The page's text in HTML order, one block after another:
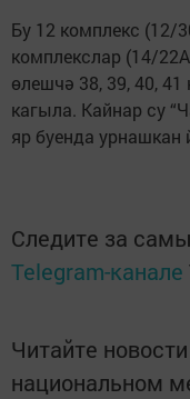
Бу 12 комплекс (12/
комплекслар (14/
өлешчә 38, 39, 40,
кагыла. Кайнар су
яр буенда урнашкан
Следите за
Telegram-канале
Читайте
национальном